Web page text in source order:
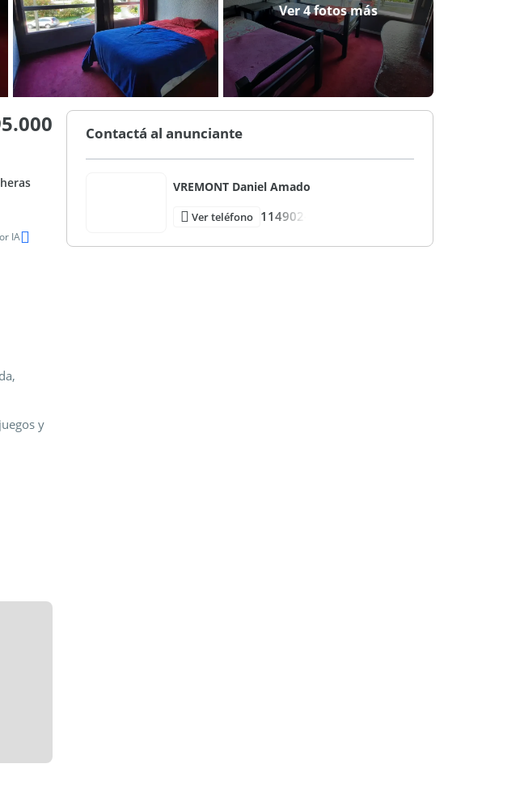
Ver 4 fotos más
IA
y
Contactá al anunciante
VREMONT Daniel Amado
Ver teléfono 114902-